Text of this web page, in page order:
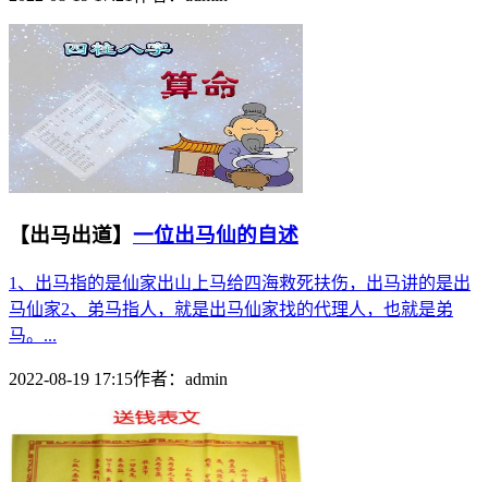
【出马出道】 一位出马仙的自述
1、出马指的是仙家出山上马给四海救死扶伤，出马讲的是出
马仙家2、弟马指人，就是出马仙家找的代理人，也就是弟
马。...
2022-08-19 17:15作者： admin